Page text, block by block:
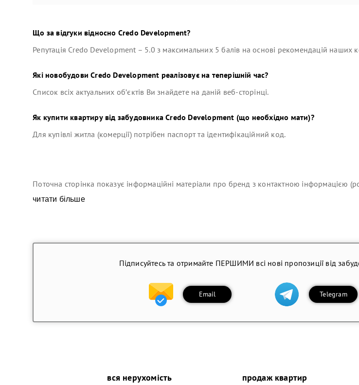
Що за відгуки відносно Credo Development?
Репутація Credo Development – 5.0 з максимальних 5 балів на основі рекомендацій наших
Які новобудовиCredo Development реалізовує на теперішній час?
Список всіх актуальних об’єктів Ви знайдете на даній веб-сторінці.
Як купити квартиру від забудовникаCredo Development (що необхідно мати)?
Для купівлі житла (комерції) потрібен паспорт та ідентифікаційний код.
Поточна сторінка показує інформаційні матеріали про бренд з контактною інформацією
читати більше
Підписуйтесь та отримайте ПЕРШИМИ всі нові пропозиції від
Email Telegram
вся нерухомість продаж квартир